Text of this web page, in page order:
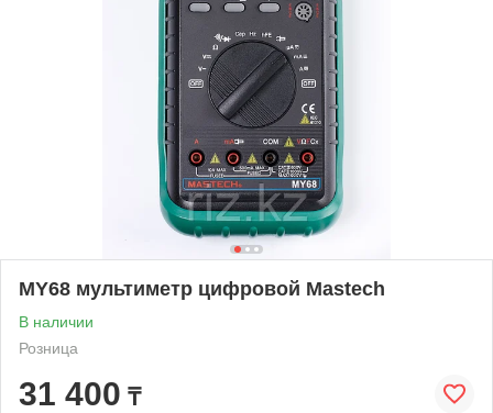
MY68 мультиметр цифровой Mastech
В наличии
Розница
31 400 ₸